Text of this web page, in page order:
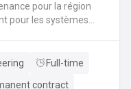
pour la région
réception
Full-time
contract